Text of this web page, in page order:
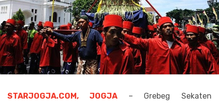
STARJOGJA.COM, JOGJA– Grebeg Sekaten